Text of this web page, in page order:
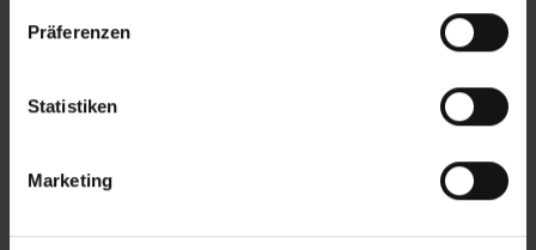
Präferenzen
Statistiken
Marketing
Anfahrt
S45 – Hernals